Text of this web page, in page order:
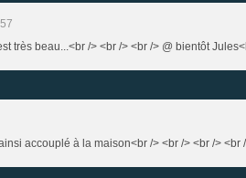
très beau...<br /> <br /> <br /> @ bientôt
accouplé à la maison<br /> <br /> <br /> <br